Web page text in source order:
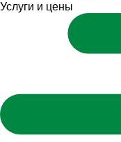
Услуги и цены